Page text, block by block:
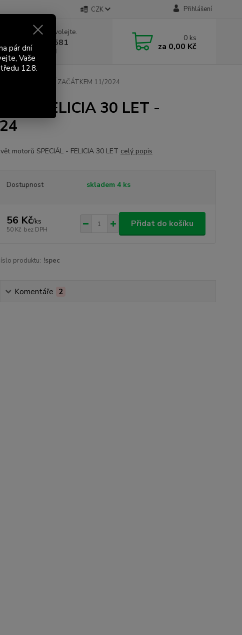
CZK Přihlášení
Nevíte si rady? Zavolejte.
+420 603 411 581
- Pá 9:00 - 17:00
0 ks
za 0,00 Kč
- DOSKLADNĚNÍ ZAČÁTKEM 11/2024
- FELICIA 30 LET -
motorů SPECIÁL - FELICIA 30 LET celý popis
Dostupnost skladem 4 ks
56 Kč/ks
50 Kč bez DPH
Přidat do košíku
produktu: !spec
Komentáře 2
pár dní
Vaše
12.8.